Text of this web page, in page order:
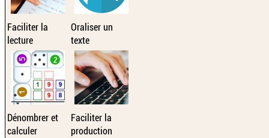
Faciliter la
lecture
Dénombrer et
calculer
Oraliser un
texte
Faciliter la
production